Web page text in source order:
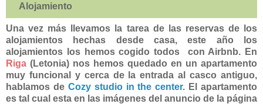
Alojamiento
Una vez más llevamos la tarea de las reservas de los
alojamientos hechas desde casa, este año los
alojamientos los hemos cogido todos con Airbnb. En
Riga (Letonia) nos hemos quedado en un apartamento
muy funcional y cerca de la entrada al casco antiguo,
hablamos de Cozy studio in the center. El apartamento
es tal cual esta en las imágenes del anuncio de la página